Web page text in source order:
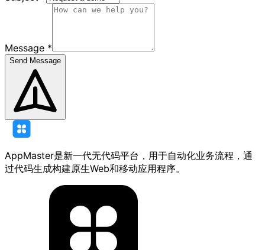
Message *
Send Message
AppMaster是新一代无代码平台，用于自动化业务流程，通
过代码生成构建原生Web和移动应用程序。